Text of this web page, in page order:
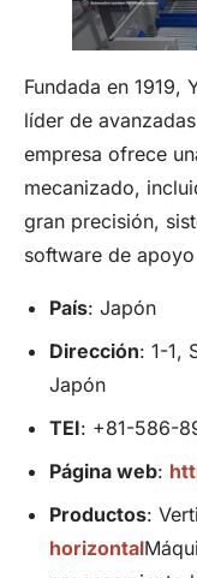
Fundada en 1919,
líder de
empresa ofrece
mecanizado,
gran precisión,
software de
País: Japón
Dirección: 1-1,
Japón
TEI: +81-586-
Página web:
Productos:
horizontal